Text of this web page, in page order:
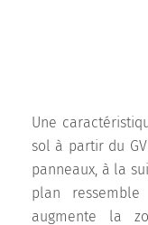
Une
sol à partir du
panneaux, à la
plan
augmente la